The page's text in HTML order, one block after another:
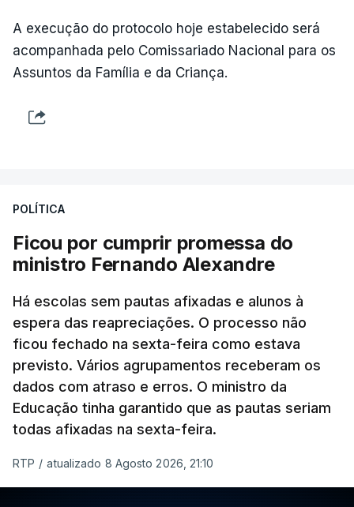
A execução do protocolo hoje estabelecido será
acompanhada pelo Comissariado Nacional para os
Assuntos da Família e da Criança.
POLÍTICA
Ficou por cumprir promessa do
ministro Fernando Alexandre
Há escolas sem pautas afixadas e alunos à
espera das reapreciações. O processo não
ficou fechado na sexta-feira como estava
previsto. Vários agrupamentos receberam os
dados com atraso e erros. O ministro da
Educação tinha garantido que as pautas seriam
todas afixadas na sexta-feira.
RTP / atualizado 8 Agosto 2026, 21:10